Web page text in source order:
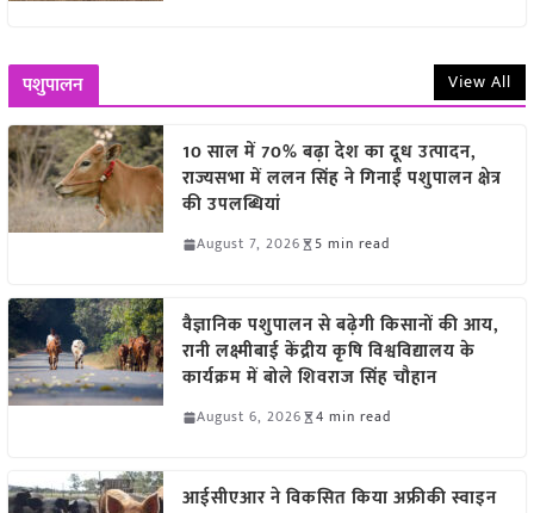
पशुपालन View All
10 साल में 70% बढ़ा देश का दूध उत्पादन,
राज्यसभा में ललन सिंह ने गिनाईं पशुपालन क्षेत्र
की उपलब्धियां
August 7, 2026 5 min read
वैज्ञानिक पशुपालन से बढ़ेगी किसानों की आय,
रानी लक्ष्मीबाई केंद्रीय कृषि विश्वविद्यालय के
कार्यक्रम में बोले शिवराज सिंह चौहान
August 6, 2026 4 min read
आईसीएआर ने विकसित किया अफ्रीकी स्वाइन